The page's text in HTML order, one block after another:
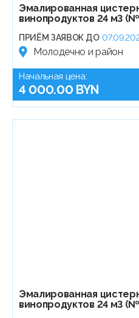
Эмалированная
винопродуктов 24 м3
ПРИЁМ ЗАЯВОК ДО
Молодечно и район
Начальная цена:
4 000.00 BYN
Эмалированная
винопродуктов 24 м3